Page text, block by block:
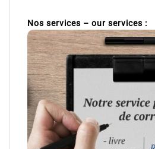
Nos services – our services :